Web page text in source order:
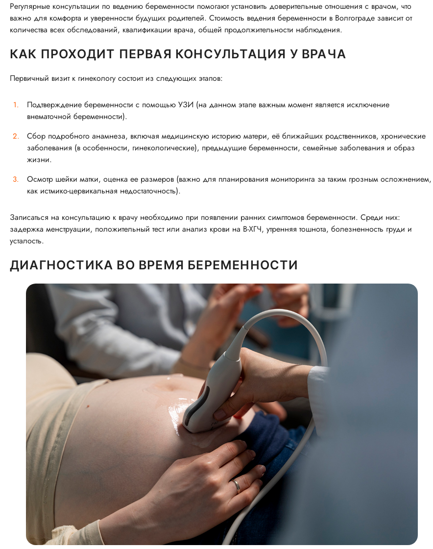
Регулярные консультации по ведению беременности помогают установить доверительные отношения с врачом, что
важно для комфорта и уверенности будущих родителей. Стоимость ведения беременности в Волгограде зависит от
количества всех обследований, квалификации врача, общей продолжительности наблюдения.
КАК ПРОХОДИТ ПЕРВАЯ КОНСУЛЬТАЦИЯ У ВРАЧА
Первичный визит к гинекологу состоит из следующих этапов:
Подтверждение беременности с помощью УЗИ (на данном этапе важным момент является исключение
внематочной беременности).
Сбор подробного анамнеза, включая медицинскую историю матери, её ближайших родственников, хронические
заболевания (в особенности, гинекологические), предыдущие беременности, семейные заболевания и образ
жизни.
Осмотр шейки матки, оценка ее размеров (важно для планирования мониторинга за таким грозным осложнением,
как истмико-цервикальная недостаточность).
Записаться на консультацию к врачу необходимо при появлении ранних симптомов беременности. Среди них:
задержка менструации, положительный тест или анализ крови на B-ХГЧ, утренняя тошнота, болезненность груди и
усталость.
ДИАГНОСТИКА ВО ВРЕМЯ БЕРЕМЕННОСТИ